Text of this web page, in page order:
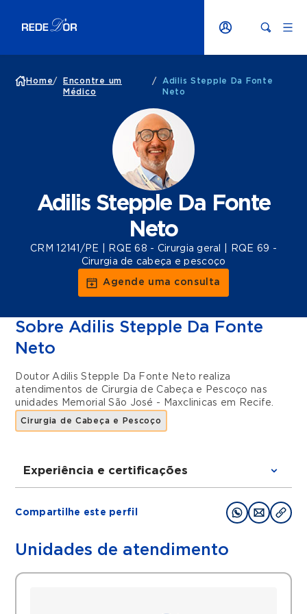
Home/
Encontre um
Médico
/
Adilis Stepple Da Fonte
Neto
Adilis Stepple Da Fonte
Neto
CRM 12141/PE | RQE 68 - Cirurgia geral | RQE 69 -
Cirurgia de cabeça e pescoço
Agende uma consulta
Sobre Adilis Stepple Da Fonte
Neto
Doutor Adilis Stepple Da Fonte Neto realiza
atendimentos de Cirurgia de Cabeça e Pescoço nas
unidades
Memorial São José - Maxclinicas em Recife.
Cirurgia de Cabeça e Pescoço
Experiência e certificações
Osvaldo Cruz )
nacional de câncer - INCA / MS)
Compartilhe este perfil
Unidades de atendimento